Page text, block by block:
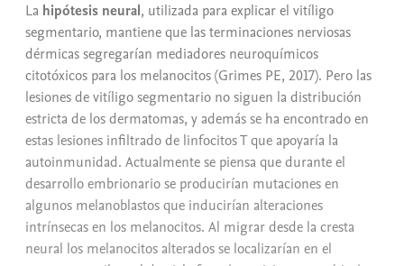
La hipótesis neural, utilizada para explicar el vitíligo
segmentario, mantiene que las terminaciones nerviosas
dérmicas segregarían mediadores neuroquímicos
citotóxicos para los melanocitos (Grimes PE, 2017). Pero las
lesiones de vitíligo segmentario no siguen la distribución
estricta de los dermatomas, y además se ha encontrado en
estas lesiones infiltrado de linfocitos T que apoyaría la
autoinmunidad. Actualmente se piensa que durante el
desarrollo embrionario se producirían mutaciones en
algunos melanoblastos que inducirían alteraciones
intrínsecas en los melanocitos. Al migrar desde la cresta
neural los melanocitos alterados se localizarían en el